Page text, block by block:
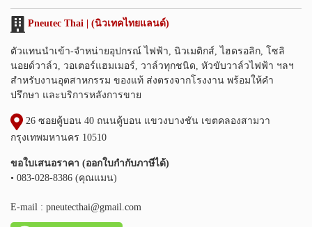
Pneutec Thai | (นิวเทคไทยแลนด์)
ตัวแทนนำเข้า-จำหน่ายอุปกรณ์ ไฟฟ้า, นิวเมติกส์, ไฮดรอลิก, โซลิ
นอยด์วาล์ว, วอเตอร์แฮมเมอร์, วาล์วทุกชนิด, หัวขับวาล์วไฟฟ้า ฯลฯ
สำหรับงานอุตสาหกรรม ของแท้ ส่งตรงจากโรงงาน พร้อมให้คำ
ปรึกษา และบริการหลังการขาย
26 ซอยคู้บอน 40 ถนนคู้บอน แขวงบางชัน เขตคลองสามวา
กรุงเทพมหานคร 10510
ขอใบเสนอราคา (ออกใบกำกับภาษีได้)
• 083-028-8386 (คุณแมน)
E-mail : pneutecthai@gmail.com